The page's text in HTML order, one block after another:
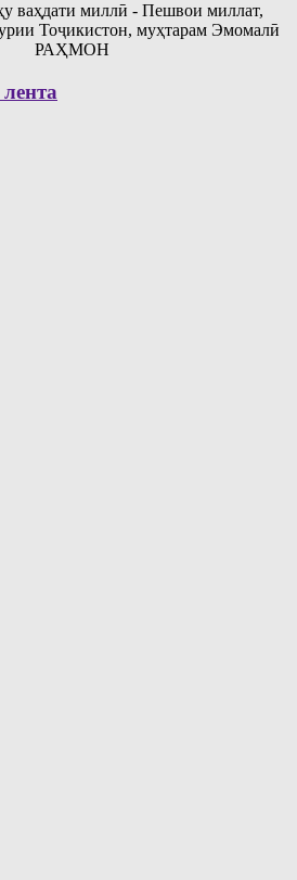
ваҳдати миллӣ - Пешвои миллат,
Тоҷикистон, муҳтарам Эмомалӣ
РАҲМОН